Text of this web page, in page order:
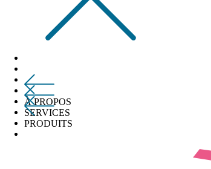
À PROPOS
SERVICES
PRODUITS